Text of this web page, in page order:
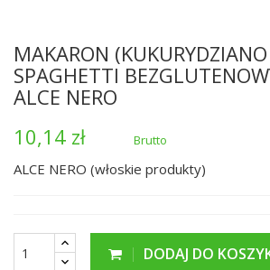
MAKARON
SPAGHETTI
ALCE NERO
10,14 zł
Brutto
ALCE NERO (włoskie produkty)
DODAJ DO